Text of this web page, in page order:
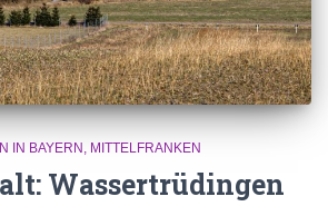
IN BAYERN MITTELFRANKEN
Wassertrüdingen